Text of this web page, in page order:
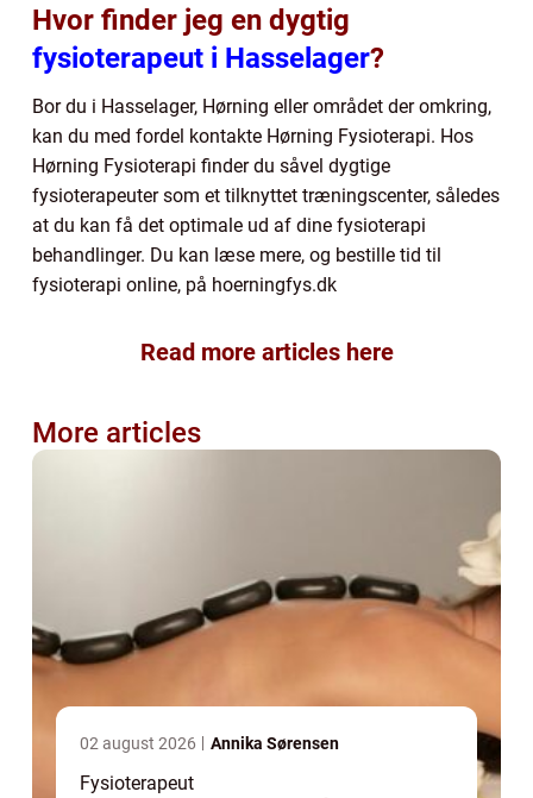
Hvor finder jeg en dygtig
fysioterapeut i Hasselager?
Bor du i Hasselager, Hørning eller området der omkring,
kan du med fordel kontakte Hørning Fysioterapi. Hos
Hørning Fysioterapi finder du såvel dygtige
fysioterapeuter som et tilknyttet træningscenter, således
at du kan få det optimale ud af dine fysioterapi
behandlinger. Du kan læse mere, og bestille tid til
fysioterapi online, på hoerningfys.dk
Read more articles here
More articles
02 august 2026 Annika Sørensen
Fysioterapeut